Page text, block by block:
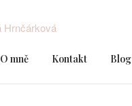
O mně Kontakt Blog